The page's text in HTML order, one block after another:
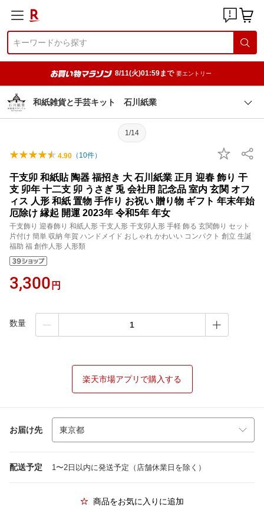
8/11(火)01:59まで 要エントリー
和紙雑貨と手芸キット 石川紙業
1/14
4.90 （ 10件）
干支卯 和紙貼 陶器 福招き 大 石川紙業 正月 迎春 飾り 干
支 卯年 十二支 卯 うさぎ 兎 会社用 記念品 室内 玄関 オフ
ィス 人形 和紙 置物 手作り お祝い 贈り物 ギフト 年末年始
厄除け 縁起 開運 2023年 令和5年 年女
干支飾り 迎春飾り 和紙人形 干支人形 干支卯人形 手軽 飾る 玄関飾り セット
片付け 簡単 収納 年賀 ハンドメイド おしゃれ かわいい コンパクト 創立 生誕
福助 福 創作人形 人形類
3,300 円
数量
楽天市場アプリで購入する
お届け先
配送予定 1〜2日以内に発送予定（店舗休業日を除く）
商品をお気に入りに追加